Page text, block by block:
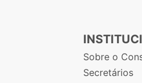
Sobre o
Secretários